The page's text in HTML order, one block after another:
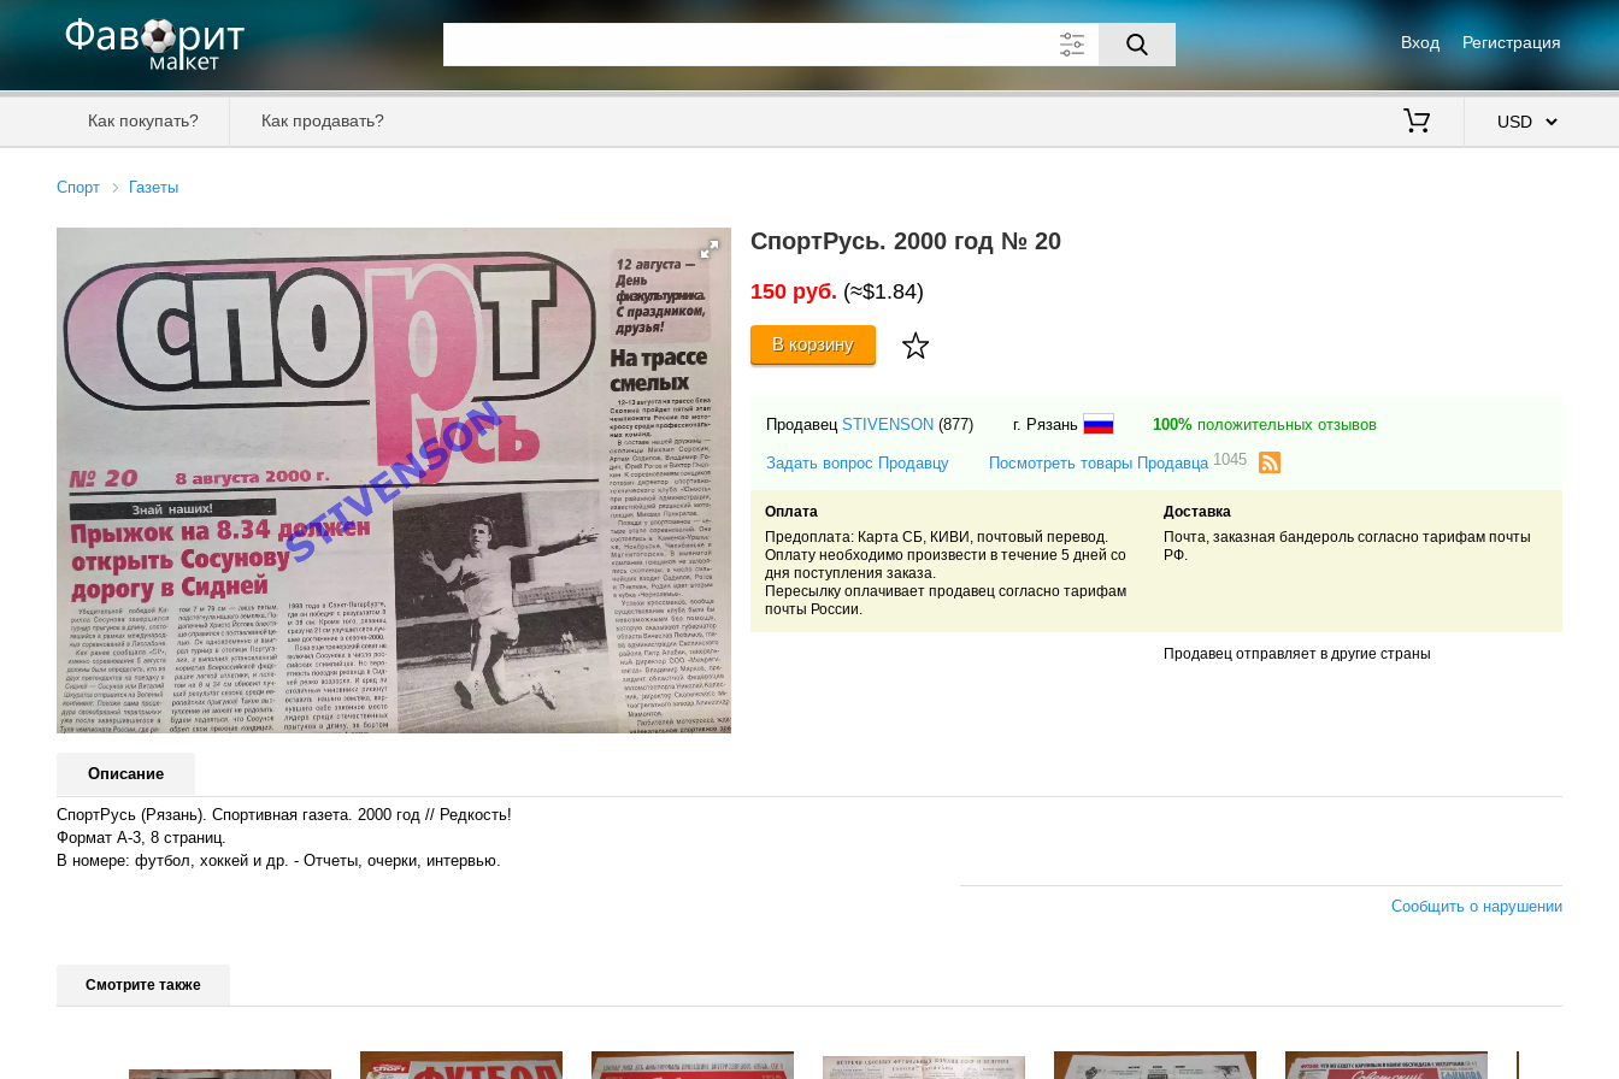
Вход Регистрация
Как покупать? Как продавать?
Спорт Газеты
СпортРусь. 2000 год № 20
150 руб. (≈$1.84)
В корзину
Продавец STIVENSON (877) г. Рязань 100% положительных отзывов
Задать вопрос Продавцу Посмотреть товары Продавца 1045
Оплата
Предоплата: Карта СБ, КИВИ, почтовый перевод.
Оплату необходимо произвести в течение 5 дней со
дня поступления заказа.
Пересылку оплачивает продавец согласно тарифам
почты России.
Доставка
Почта, заказная бандероль согласно тарифам почты
РФ.
Продавец отправляет в другие страны
Описание
СпортРусь (Рязань). Спортивная газета. 2000 год // Редкость!
Формат А-3, 8 страниц.
В номере: футбол, хоккей и др. - Отчеты, очерки, интервью.
Сообщить о нарушении
Смотрите также